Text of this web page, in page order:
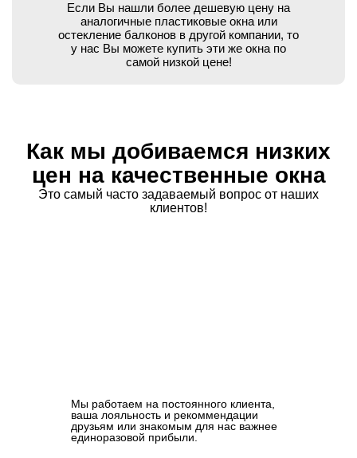
Если Вы нашли более дешевую цену на
аналогичные пластиковые окна или
остекление балконов в другой компании, то
у нас Вы можете купить эти же окна по
самой низкой цене!
Как мы добиваемся низких
цен на качественные окна
Это самый часто задаваемый вопрос от наших
клиентов!
Мы работаем на постоянного клиента,
ваша лояльность и рекоммендации
друзьям или знакомым для нас важнее
единоразовой прибыли.